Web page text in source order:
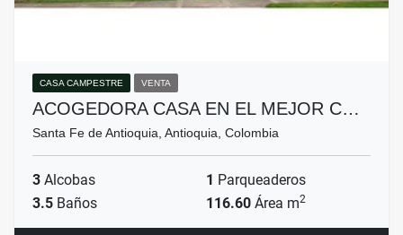
CASA CAMPESTRE VENTA
ACOGEDORA CASA EN EL MEJOR C…
Santa Fe de Antioquia, Antioquia, Colombia
3 Alcobas 1 Parqueaderos
3.5 Baños 116.60 Área m2